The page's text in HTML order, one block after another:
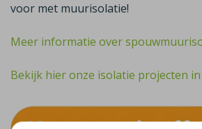
voor met muurisolatie!
Meer informatie over
Bekijk hier onze isolatie projecten